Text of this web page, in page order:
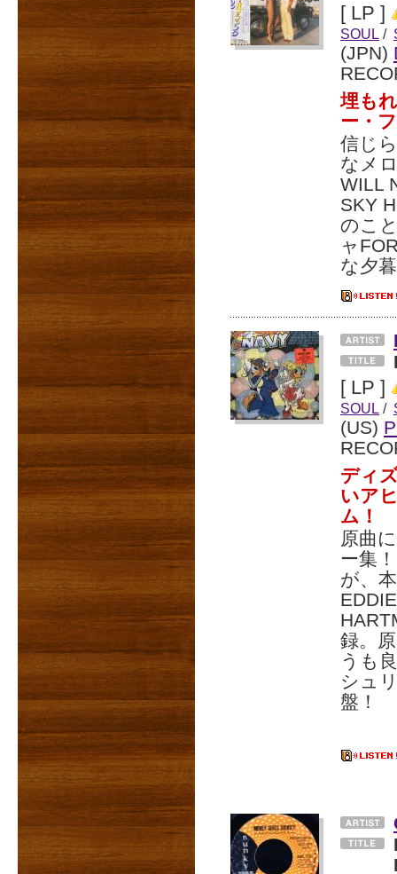
[ LP ]
SOUL /
(JPN)
埋も
ー・
信じ
なメ
WILL
SKY
のこ
ャ
な夕
[ LP ]
SOUL /
(US)
ディ
いア
ム！
原曲
ー集
が、
録。
うも
シュ
盤！